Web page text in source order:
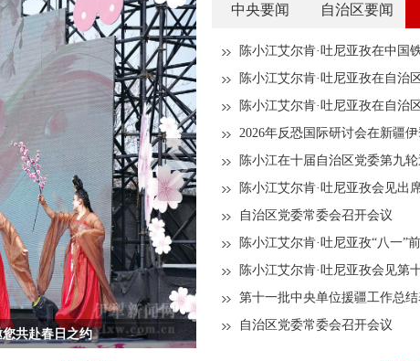
共赴春日之约
中央要闻 自治区要闻
陈小江艾尔肯·吐尼亚孜在自治
陈小江艾尔肯·吐尼亚孜在自治
2026年反恐国际研讨会在新疆
自治区党委常委会召开会议
自治区党委常委会召开会议